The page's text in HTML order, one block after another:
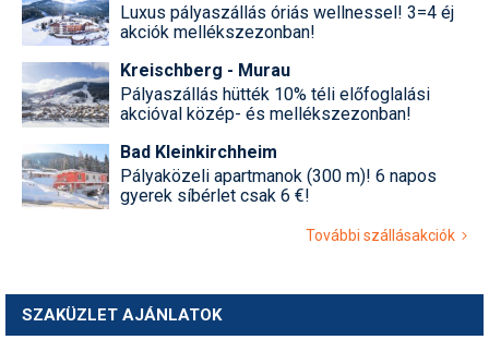
Luxus pályaszállás óriás wellnessel! 3=4 éj
akciók mellékszezonban!
Kreischberg - Murau
Pályaszállás hütték 10% téli előfoglalási
akcióval közép- és mellékszezonban!
Bad Kleinkirchheim
Pályaközeli apartmanok (300 m)! 6 napos
gyerek síbérlet csak 6 €!
További szállásakciók
SZAKÜZLET AJÁNLATOK